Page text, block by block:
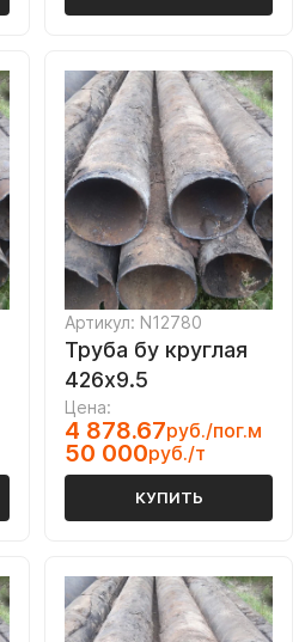
Артикул: N12780
Труба бу круглая
426х9.5
Цена:
4 878.67руб./пог.м
50 000руб./т
КУПИТЬ